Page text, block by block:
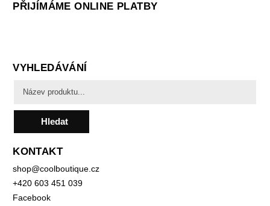
PŘIJÍMÁME ONLINE PLATBY
VYHLEDÁVÁNÍ
Hledat
KONTAKT
shop@coolboutique.cz
+420 603 451 039
Facebook